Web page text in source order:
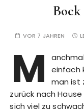
Bock
VOR 7 JAHREN
M
einfach
man ist
zurück nach
sich viel zu